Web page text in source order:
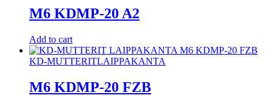
M6 KDMP-20 A2
Add to cart
KD-MUTTERITLAIPPAKANTA
M6 KDMP-20 FZB